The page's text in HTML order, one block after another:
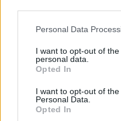
Personal Data
I want to opt-out of
personal data.
Opted In
I want to opt-out of
Personal Data.
Opted In
zahrady šelma zamíří do
sdělilo ČTK ministerstvo.
Tajmira a lva Mera, kteří také
soukromých chovů v České
Rybářství Litomyšl kvůli
rybníků Aktualizováno
28.7.2026 10:40 (